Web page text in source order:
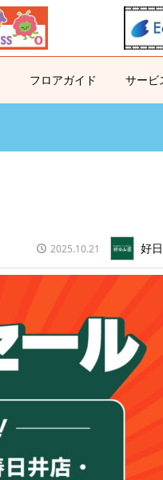
フロアガイド サービ
2025.10.21 好